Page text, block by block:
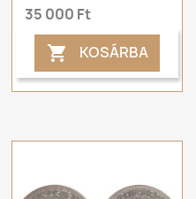
35 000 Ft
 KOSÁRBA